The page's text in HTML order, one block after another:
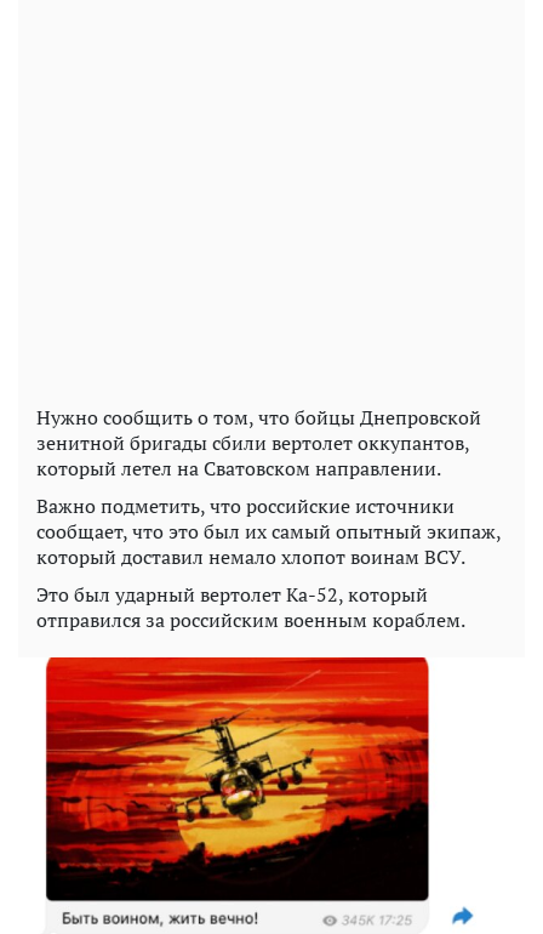
Нужно сообщить о том, что бойцы Днепровской
зенитной бригады сбили вертолет оккупантов,
который летел на Сватовском направлении.
Важно подметить, что российские источники
сообщает, что это был их самый опытный экипаж,
который доставил немало хлопот воинам ВСУ.
Это был ударный вертолет Ка-52, который
отправился за российским военным кораблем.